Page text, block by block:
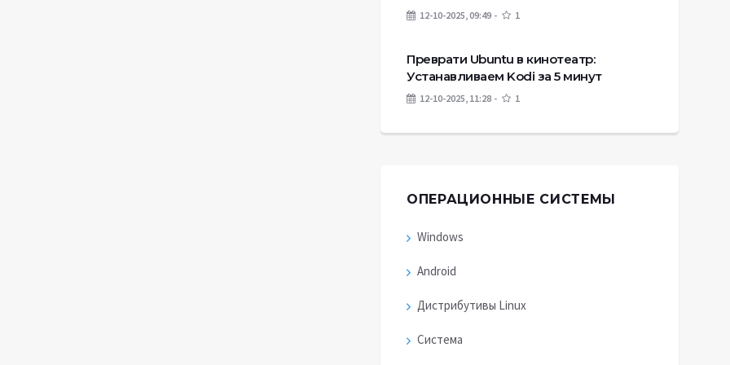
12-10-2025, 09:49 1
Преврати Ubuntu в кинотеатр:
Устанавливаем Kodi за 5 минут
12-10-2025, 11:28 1
ОПЕРАЦИОННЫЕ СИСТЕМЫ
Windows
Android
Дистрибутивы Linux
Система